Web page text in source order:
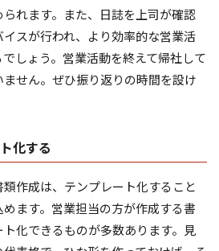
れます。また、日誌を上司が確認
スが行われ、より効率的な営業活
しょう。営業活動を終えて帰社して
せん。ぜひ振り返りの時間を設け
化する
作成は、テンプレート化すること
ます。営業担当の方が作成する書
化できるものが多数あります。見